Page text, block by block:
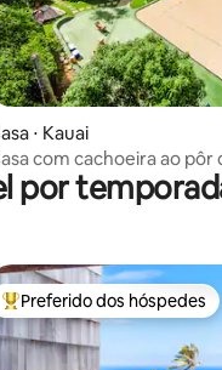
média de 5, 167
⋅ Kauai
com cachoeira ao pôr
por
Entre os melhores
Preferido dos hóspedes